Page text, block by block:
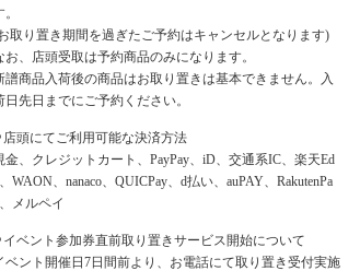
取り置き期間を過ぎたご予約はキャンセルとなります)
お、店頭受取は予約商品のみになります。
譜商品入荷後の商品はお取り置きは基本できません。入
日先日までにご予約ください。
店頭にてご利用可能な決済方法
金、クレジットカート、PayPay、iD、交通系IC、楽天Ed
WAON、nanaco、QUICPay、d払い、auPAY、RakutenPa
メルペイ
イベント参加券直前取り置きサービス開始について
ベント開催日7日間前より、お電話にて取り置き受付実施